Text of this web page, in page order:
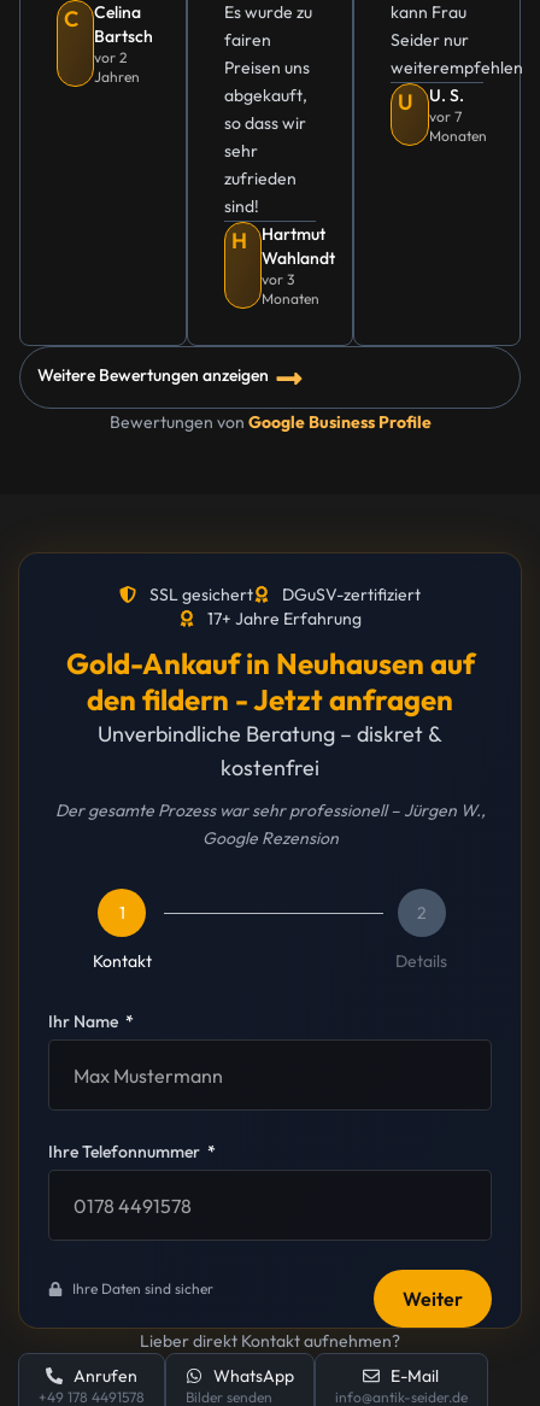
C
Celina
Bartsch
vor 2
Jahren
Es wurde zu
fairen
Preisen uns
abgekauft,
so dass wir
sehr
zufrieden
sind!
H
Hartmut
Wahlandt
vor 3
Monaten
kann Frau
Seider nur
weiterempfehlen
U U. S.
vor 7
Monaten
Weitere Bewertungen anzeigen
Bewertungen von Google Business Profile
SSL gesichert
DGuSV-zertifiziert
17+ Jahre Erfahrung
Gold-Ankauf in Neuhausen auf
den fildern - Jetzt anfragen
Unverbindliche Beratung – diskret &
kostenfrei
Der gesamte Prozess war sehr professionell – Jürgen W.,
Google Rezension
1
Kontakt
2
Details
Ihr Name
Ihre Telefonnummer
Weiter
Ihre Daten sind sicher
Lieber direkt Kontakt aufnehmen?
Anrufen
+49 178 4491578
WhatsApp
Bilder senden
E-Mail
info@antik-seider.de